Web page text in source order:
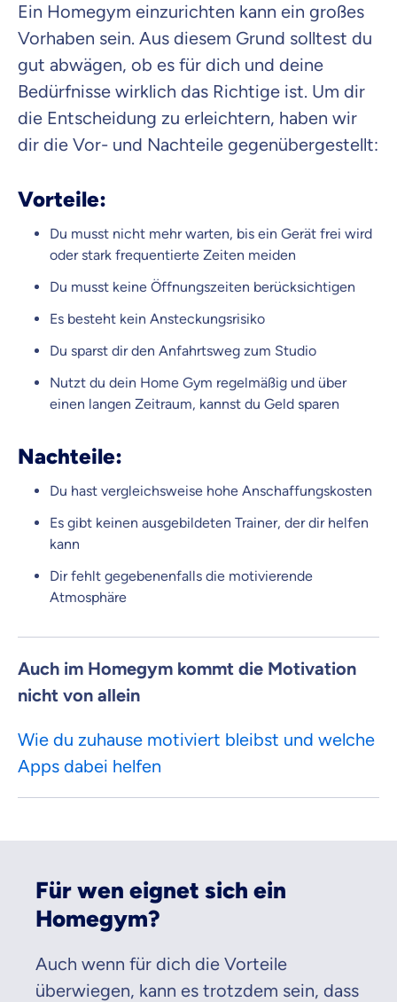
Ein Homegym einzurichten kann ein großes
Vorhaben sein. Aus diesem Grund solltest du
gut abwägen, ob es für dich und deine
Bedürfnisse wirklich das Richtige ist. Um dir
die Entscheidung zu erleichtern, haben wir
dir die Vor- und Nachteile gegenübergestellt:
Vorteile:
Du musst nicht mehr warten, bis ein Gerät frei wird
oder stark frequentierte Zeiten meiden
Du musst keine Öffnungszeiten berücksichtigen
Es besteht kein Ansteckungsrisiko
Du sparst dir den Anfahrtsweg zum Studio
Nutzt du dein Home Gym regelmäßig und über
einen langen Zeitraum, kannst du Geld sparen
Nachteile:
Du hast vergleichsweise hohe Anschaffungskosten
Es gibt keinen ausgebildeten Trainer, der dir helfen
kann
Dir fehlt gegebenenfalls die motivierende
Atmosphäre
Auch im Homegym kommt die Motivation
nicht von allein
Wie du zuhause motiviert bleibst und welche
Apps dabei helfen
Für wen eignet sich ein
Homegym?
Auch wenn für dich die Vorteile
überwiegen, kann es trotzdem sein, dass
Beamten
Versicherung
Zahnzusatz
Versicherung
Krankenhaus
Versicherung
Kontaktaufnahme durch ottonova.
Weiter zu deinen Informationen